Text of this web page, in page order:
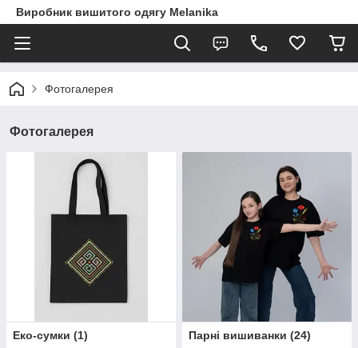
Виробник вишитого одягу Melanika
Фотогалерея
Фотогалерея
Еко-сумки (1) Парні вишиванки (24)